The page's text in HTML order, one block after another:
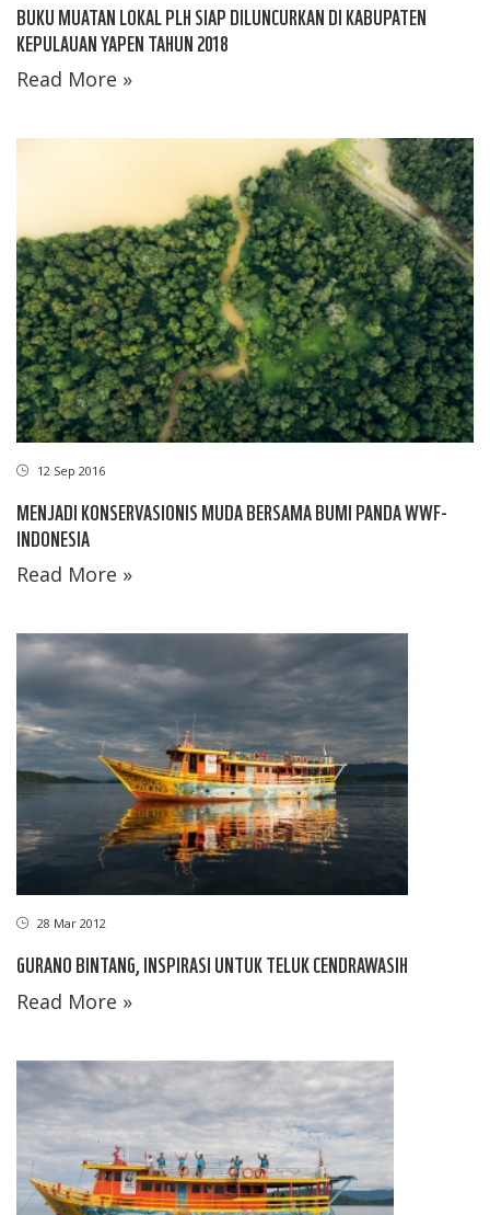
BUKU MUATAN LOKAL PLH SIAP DILUNCURKAN DI KABUPATEN
KEPULAUAN YAPEN TAHUN 2018
Read More »
12 Sep 2016
MENJADI KONSERVASIONIS MUDA BERSAMA BUMI PANDA WWF-
INDONESIA
Read More »
28 Mar 2012
GURANO BINTANG, INSPIRASI UNTUK TELUK CENDRAWASIH
Read More »